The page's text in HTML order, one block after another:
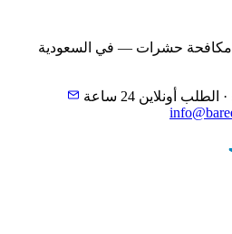
مكافحة حشرات — في السعودية